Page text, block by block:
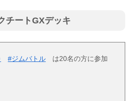
チートGXデッキ
#ジムバトル は20名の方に参加